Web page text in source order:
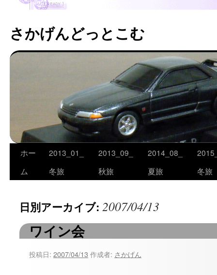
さかげんどっとこむ
コ
ツ
ホー
ム
2013_01_
冬旅
2013_09_
秋旅
2014_08_
夏旅
冬旅
日別アーカイブ: 2007/04/13
ワイン会
投稿日: 2007/04/13 作成者: さかげん